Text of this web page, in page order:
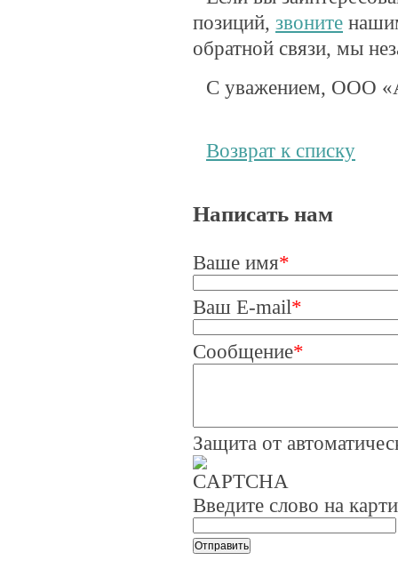
позиций, звоните
обратной связи, мы
С уважением, ООО
Возврат к списку
Написать нам
Ваше имя*
Ваш E-mail*
Сообщение*
Защита от
Введите слово на